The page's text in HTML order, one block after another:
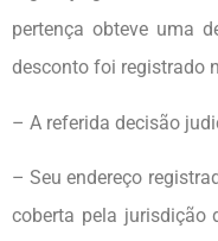
pertença obteve uma
desconto foi registrado
– A referida decisão
– Seu endereço
coberta pela jurisdição